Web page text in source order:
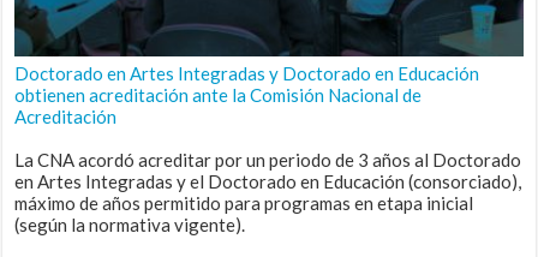
Doctorado en Artes Integradas y Doctorado en Educación
obtienen acreditación ante la Comisión Nacional de
Acreditación
La CNA acordó acreditar por un periodo de 3 años al Doctorado
en Artes Integradas y el Doctorado en Educación (consorciado),
máximo de años permitido para programas en etapa inicial
(según la normativa vigente).